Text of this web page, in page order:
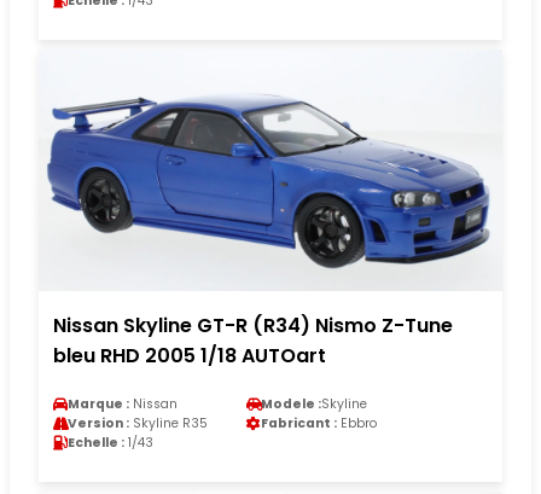
Nissan Skyline GT-R (R34) Nismo Z-Tune
bleu RHD 2005 1/18 AUTOart
Marque : Nissan Modele :Skyline
Version : Skyline R35 Fabricant : Ebbro
Echelle : 1/43